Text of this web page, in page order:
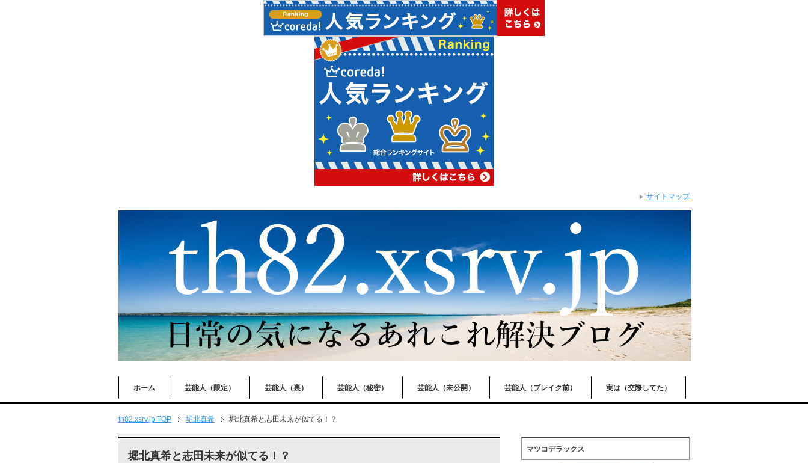
ホーム 芸能人（限定） 芸能人（裏） 芸能人（秘密） 芸能人（未公開） 芸能人（ブレイク前） 実は（交際してた）
th82.xsrv.jp TOP 堀北真希 堀北真希と志田未来が似てる！？
堀北真希と志田未来が似てる！？
マツコデラックス
サイトマップ